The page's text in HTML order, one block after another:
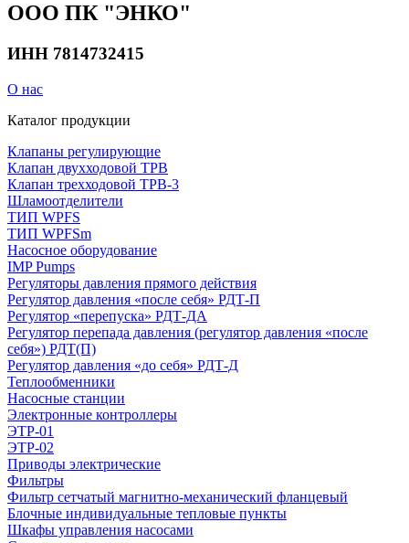
ООО ПК "ЭНКО"
ИНН 7814732415
О нас
Каталог продукции
Клапаны регулирующие
Клапан двухходовой ТРВ
Клапан трехходовой ТРВ-3
Шламоотделители
ТИП WPFS
ТИП WPFSm
Насосное оборудование
IMP Pumps
Регуляторы давления прямого действия
Регулятор давления «после себя» РДТ-П
Регулятор «перепуска» РДТ-ДА
Регулятор перепада давления (регулятор давления «после
себя») РДТ(П)
Регулятор давления «до себя» РДТ-Д
Теплообменники
Насосные станции
Электронные контроллеры
ЭТР-01
ЭТР-02
Приводы электрические
Фильтры
Фильтр сетчатый магнитно-механический фланцевый
Блочные индивидуальные тепловые пункты
Шкафы управления насосами